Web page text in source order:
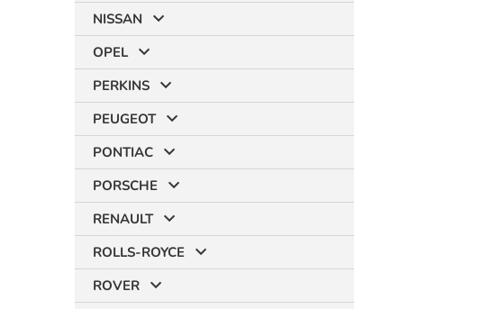
NISSAN
OPEL
PERKINS
PEUGEOT
PONTIAC
PORSCHE
RENAULT
ROLLS-ROYCE
ROVER